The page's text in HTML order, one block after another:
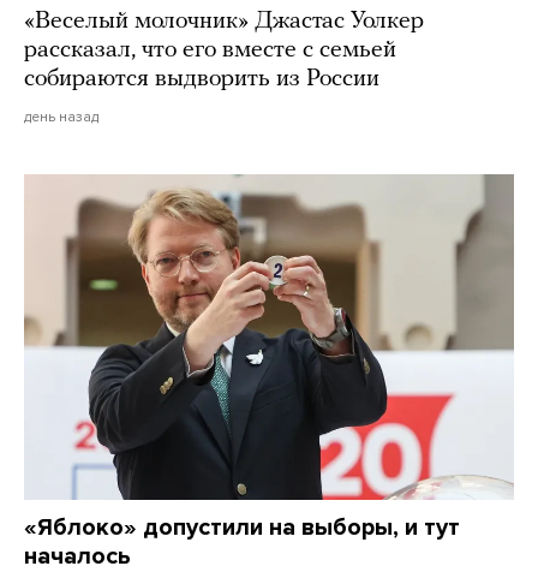
«Веселый молочник» Джастас Уолкер
рассказал, что его вместе с семьей
собираются выдворить из России
день назад
«Яблоко» допустили на выборы, и тут
началось